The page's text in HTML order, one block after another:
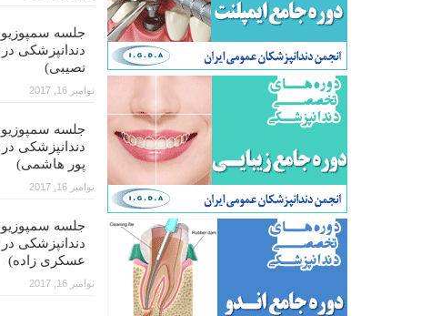
جلسه
دندانپزشکی
نصیبی)
نوامبر 16, 2017
جلسه
دندانپزشکی
پور هاشمی)
نوامبر 16, 2017
جلسه
دندانپزشکی
عسکری زاده)
نوامبر 16, 2017